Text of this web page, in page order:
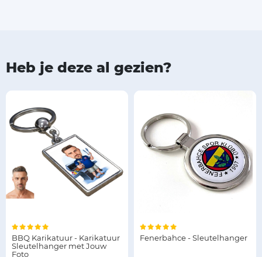
Heb je deze al gezien?
BBQ Karikatuur - Karikatuur
Sleutelhanger met Jouw
Foto
Fenerbahce - Sleutelhanger